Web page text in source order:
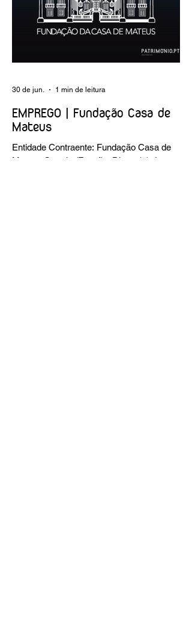
espécies bibliográficas intervencionadas;
execução dos programas de conservação
preventiva; produção de fichas de
EMPREGO | Fundação Casa de
Mateus
Entidade Contraente: Fundação Casa de
Mateus Carreira/Função: Diretor(a) de
30 de jun. 1 min de leitura